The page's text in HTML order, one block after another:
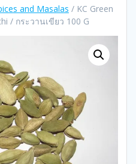
and Masalas / KC Green
/ กระวานเขียว 100 G